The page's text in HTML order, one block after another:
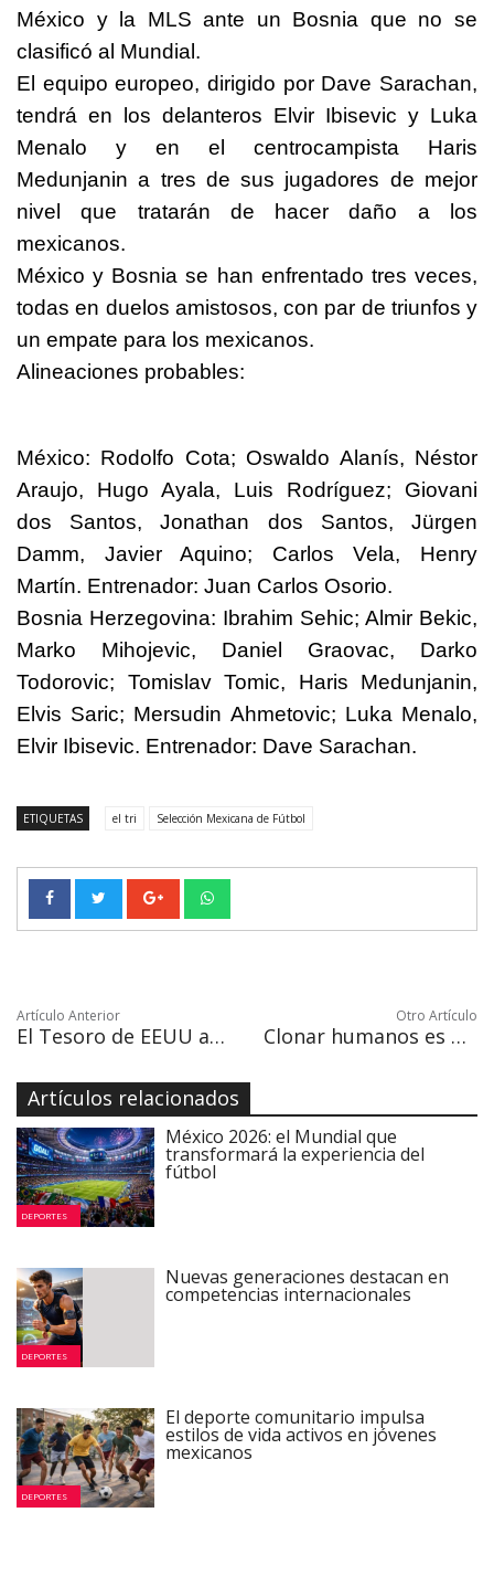
México y la MLS ante un Bosnia que no se
clasificó al Mundial.
El equipo europeo, dirigido por Dave Sarachan,
tendrá en los delanteros Elvir Ibisevic y Luka
Menalo y en el centrocampista Haris
Medunjanin a tres de sus jugadores de mejor
nivel que tratarán de hacer daño a los
mexicanos.
México y Bosnia se han enfrentado tres veces,
todas en duelos amistosos, con par de triunfos y
un empate para los mexicanos.
Alineaciones probables:
México: Rodolfo Cota; Oswaldo Alanís, Néstor
Araujo, Hugo Ayala, Luis Rodríguez; Giovani
dos Santos, Jonathan dos Santos, Jürgen
Damm, Javier Aquino; Carlos Vela, Henry
Martín. Entrenador: Juan Carlos Osorio.
Bosnia Herzegovina: Ibrahim Sehic; Almir Bekic,
Marko Mihojevic, Daniel Graovac, Darko
Todorovic; Tomislav Tomic, Haris Medunjanin,
Elvis Saric; Mersudin Ahmetovic; Luka Menalo,
Elvir Ibisevic. Entrenador: Dave Sarachan.
ETIQUETAS el tri Selección Mexicana de Fútbol
Artículo Anterior
El Tesoro de EEUU anuncia que habrá más sanciones a Rusia por "lista Putin"
Otro Artículo
Clonar humanos es posible, pero aún hay impedimentos biológicos y éticos
Artículos relacionados
DEPORTES
México 2026: el Mundial que
transformará la experiencia del
fútbol
DEPORTES
Nuevas generaciones destacan en
competencias internacionales
DEPORTES
El deporte comunitario impulsa
estilos de vida activos en jóvenes
mexicanos